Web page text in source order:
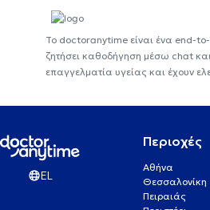
Το doctoranytime είναι ένα end-to-
ζητήσει καθοδήγηση μέσω chat
επαγγελματία υγείας και έχουν
EL
Περιοχές
Αθήνα
Θεσσαλονίκη
Πειραιάς